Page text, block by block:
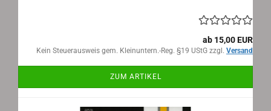
ab 15,00 EUR
Kein Steuerausweis gem. Kleinuntern.-Reg. §19 UStG zzgl. Versand
ZUM ARTIKEL